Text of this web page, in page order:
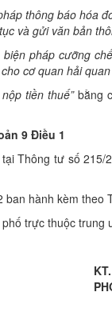
thông báo hóa
và gửi văn bản
pháp cưỡng ch
cơ quan hải
tiền thuế”bằng
9 Điều 1
Thông tư số
ban hành kèm theo
trực thuộc trung